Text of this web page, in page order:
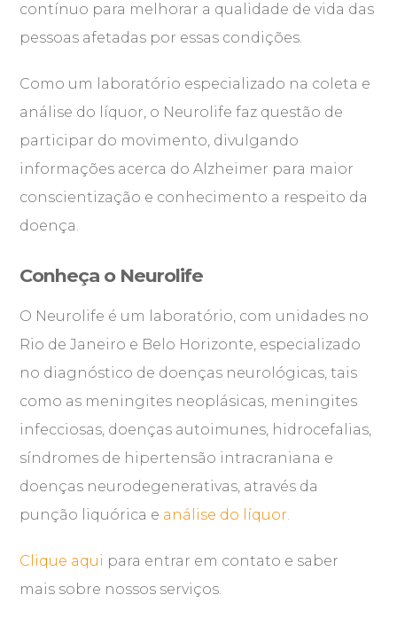
contínuo para melhorar a qualidade de vida das
pessoas afetadas por essas condições.
Como um laboratório especializado na coleta e
análise do líquor, o Neurolife faz questão de
participar do movimento, divulgando
informações acerca do Alzheimer para maior
conscientização e conhecimento a respeito da
doença.
Conheça o Neurolife
O Neurolife é um laboratório, com unidades no
Rio de Janeiro e Belo Horizonte, especializado
no diagnóstico de doenças neurológicas, tais
como as meningites neoplásicas, meningites
infecciosas, doenças autoimunes, hidrocefalias,
síndromes de hipertensão intracraniana e
doenças neurodegenerativas, através da
punção liquórica e análise do líquor.
Clique aqui para entrar em contato e saber
mais sobre nossos serviços.